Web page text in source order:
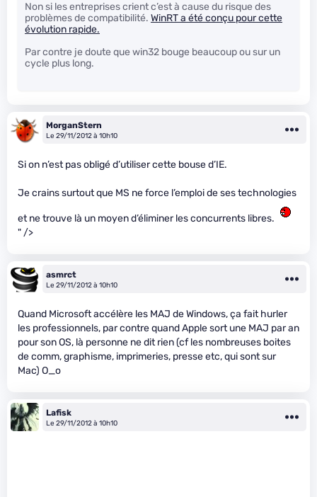
Non si les entreprises crient c’est à cause du risque des
problèmes de compatibilité. WinRT a été conçu pour cette
évolution rapide.
Par contre je doute que win32 bouge beaucoup ou sur un
cycle plus long.
MorganStern
Le 29/11/2012 à 10h10
Si on n’est pas obligé d’utiliser cette bouse d’IE.
Je crains surtout que MS ne force l’emploi de ses technologies
et ne trouve là un moyen d’éliminer les concurrents libres.
" />
asmrct
Le 29/11/2012 à 10h10
Quand Microsoft accélère les MAJ de Windows, ça fait hurler
les professionnels, par contre quand Apple sort une MAJ par an
pour son OS, là personne ne dit rien (cf les nombreuses boites
de comm, graphisme, imprimeries, presse etc, qui sont sur
Mac) O_o
Lafisk
Le 29/11/2012 à 10h10